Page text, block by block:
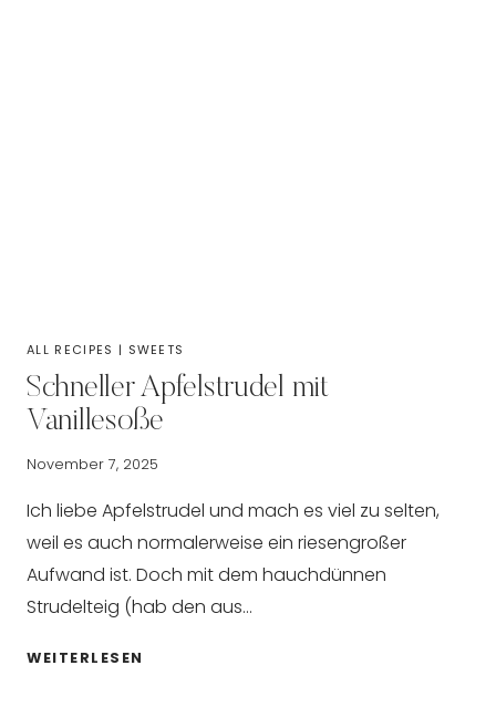
ALL RECIPES | SWEETS
Schneller Apfelstrudel mit
Vanillesoße
November 7, 2025
Ich liebe Apfelstrudel und mach es viel zu selten,
weil es auch normalerweise ein riesengroßer
Aufwand ist. Doch mit dem hauchdünnen
Strudelteig (hab den aus…
WEITERLESEN